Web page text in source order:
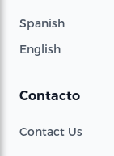
Spanish
English
Contacto
Contact Us